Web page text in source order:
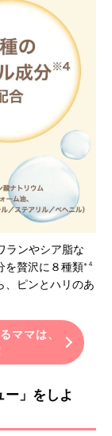
ランやシア脂な
を贅沢に８種類※４
ピンとハリのあ
ママは、
」をしよ